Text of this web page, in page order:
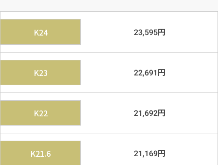
K24 23,595円
K23 22,691円
K22 21,692円
K21.6 21,169円